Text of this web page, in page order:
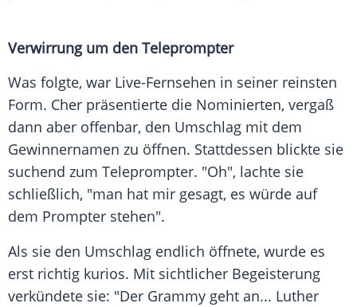
Verwirrung um den Teleprompter
Was folgte, war Live-Fernsehen in seiner reinsten
Form. Cher präsentierte die Nominierten, vergaß
dann aber offenbar, den Umschlag mit dem
Gewinnernamen zu öffnen. Stattdessen blickte sie
suchend zum Teleprompter. "Oh", lachte sie
schließlich, "man hat mir gesagt, es würde auf
dem Prompter stehen".
Als sie den Umschlag endlich öffnete, wurde es
erst richtig kurios. Mit sichtlicher Begeisterung
verkündete sie: "Der Grammy geht an... Luther